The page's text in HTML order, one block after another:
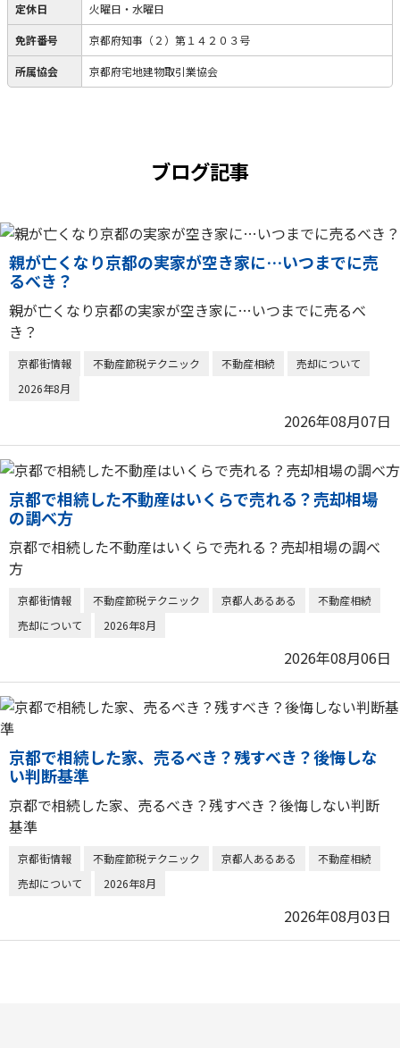
定休日 火曜日・水曜日
免許番号 京都府知事（２）第１４２０３号
所属協会 京都府宅地建物取引業協会
ブログ記事
親が亡くなり京都の実家が空き家に…いつまでに売
るべき？
親が亡くなり京都の実家が空き家に…いつまでに売るべ
き？
京都街情報 不動産節税テクニック 不動産相続
売却について
2026年8月
2026年08月07日
京都で相続した不動産はいくらで売れる？売却相場
の調べ方
京都で相続した不動産はいくらで売れる？売却相場の調べ
方
京都街情報 不動産節税テクニック 京都人あるある
不動産相続
売却について
2026年8月
2026年08月06日
京都で相続した家、売るべき？残すべき？後悔しな
い判断基準
京都で相続した家、売るべき？残すべき？後悔しない判断
基準
京都街情報 不動産節税テクニック 京都人あるある
不動産相続
売却について
2026年8月
2026年08月03日